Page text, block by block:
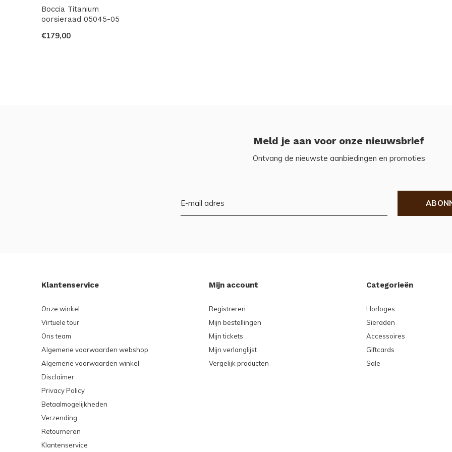
Boccia Titanium
oorsieraad 05045-05
€179,00
Meld je aan voor onze nieuwsbrief
Ontvang de nieuwste aanbiedingen en promoties
Klantenservice
Onze winkel
Virtuele tour
Ons team
Algemene voorwaarden webshop
Algemene voorwaarden winkel
Disclaimer
Privacy Policy
Betaalmogelijkheden
Verzending
Retourneren
Klantenservice
Mijn account
Registreren
Mijn bestellingen
Mijn tickets
Mijn verlanglijst
Vergelijk producten
Categorieën
Horloges
Sieraden
Accessoires
Giftcards
Sale